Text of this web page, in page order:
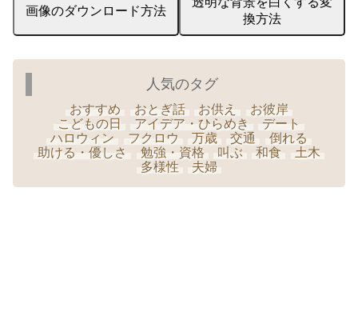
画像のダウンロード方法
換方法
人気のタグ
おすすめ おとぎ話 お供え
お彼岸
こどもの日
アイデア・ひらめき
デート
ハロウィン
フクロウ 万歳 交通
倒れる
助ける・優しさ
勉強・資格 叫ぶ 和食
土木
多様性
夫婦